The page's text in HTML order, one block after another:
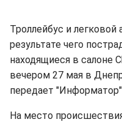
Троллейбус и
результате чего
находящиеся в салоне
вечером 27 мая в
передает
На место